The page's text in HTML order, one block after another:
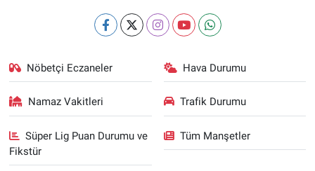
Nöbetçi Eczaneler Hava Durumu
Namaz Vakitleri Trafik Durumu
Süper Lig Puan Durumu ve
Fikstür
Tüm Manşetler